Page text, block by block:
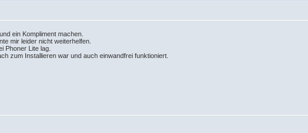
ein Kompliment machen.
mir leider nicht weiterhelfen.
Phoner Lite lag.
zum Installieren war und auch einwandfrei funktioniert.